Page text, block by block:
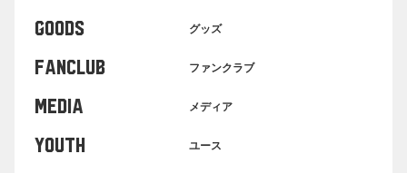
GOODS グッズ
FANCLUB ファンクラブ
MEDIA メディア
YOUTH ユース